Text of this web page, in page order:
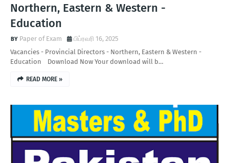
Northern, Eastern & Western -
Education
Paper of Exam
பிப்ரவரி 16, 2025
Vacancies - Provincial Directors - Northern, Eastern & Western -
Education Download Now Your download will b…
READ MORE »